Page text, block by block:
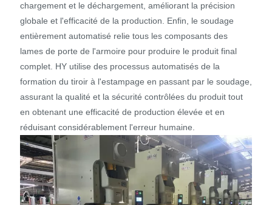
chargement et le déchargement, améliorant la précision
globale et l'efficacité de la production. Enfin, le soudage
entièrement automatisé relie tous les composants des
lames de porte de l'armoire pour produire le produit final
complet. HY utilise des processus automatisés de la
formation du tiroir à l'estampage en passant par le soudage,
assurant la qualité et la sécurité contrôlées du produit tout
en obtenant une efficacité de production élevée et en
réduisant considérablement l'erreur humaine.